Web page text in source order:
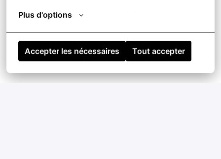
Plus d'options
Accepter les nécessaires Tout accepter
Esprit d'équipe et bonne humeur